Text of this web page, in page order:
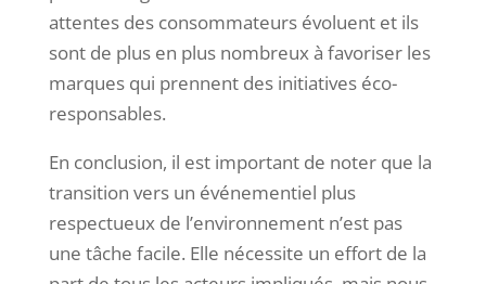
attentes des consommateurs évoluent et ils
sont de plus en plus nombreux à favoriser les
marques qui prennent des initiatives éco-
responsables.
En conclusion, il est important de noter que la
transition vers un événementiel plus
respectueux de l’environnement n’est pas
une tâche facile. Elle nécessite un effort de la